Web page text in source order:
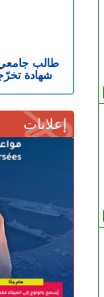
طالب جامعي
شهادة
إعلانات